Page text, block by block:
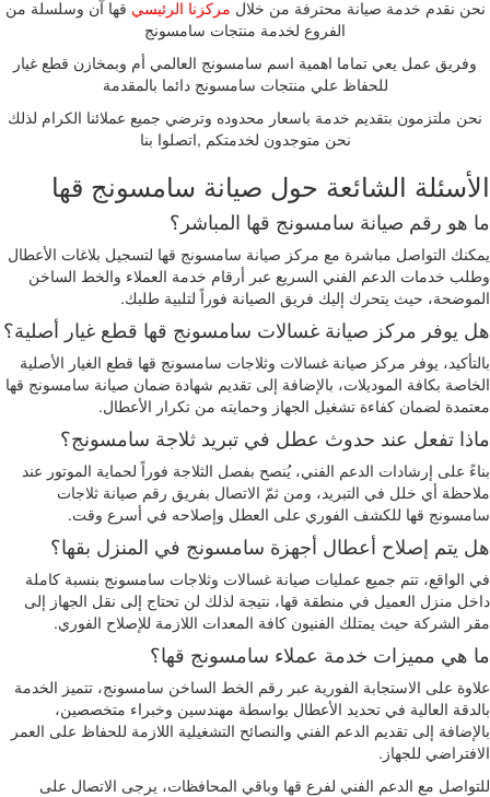
نحن نقدم خدمة صيانة محترفة من خلال مركزنا الرئيسي قها آن وسلسلة من
الفروع لخدمة منتجات سامسونج
وفريق عمل يعي تماما اهمية اسم سامسونج العالمي أم وبمخازن قطع غيار
للحفاظ علي منتجات سامسونج دائما بالمقدمة
نحن ملتزمون بتقديم خدمة باسعار محدوده وترضي جميع عملائنا الكرام لذلك
نحن متوجدون لخدمتكم ,اتصلوا بنا
الأسئلة الشائعة حول صيانة سامسونج قها
ما هو رقم صيانة سامسونج قها المباشر؟
يمكنك التواصل مباشرة مع مركز صيانة سامسونج قها لتسجيل بلاغات الأعطال
وطلب خدمات الدعم الفني السريع عبر أرقام خدمة العملاء والخط الساخن
الموضحة، حيث يتحرك إليك فريق الصيانة فوراً لتلبية طلبك.
هل يوفر مركز صيانة غسالات سامسونج قها قطع غيار أصلية؟
بالتأكيد، يوفر مركز صيانة غسالات وثلاجات سامسونج قها قطع الغيار الأصلية
الخاصة بكافة الموديلات، بالإضافة إلى تقديم شهادة ضمان صيانة سامسونج قها
معتمدة لضمان كفاءة تشغيل الجهاز وحمايته من تكرار الأعطال.
ماذا تفعل عند حدوث عطل في تبريد ثلاجة سامسونج؟
بناءً على إرشادات الدعم الفني، يُنصح بفصل الثلاجة فوراً لحماية الموتور عند
ملاحظة أي خلل في التبريد، ومن ثمّ الاتصال بفريق رقم صيانة ثلاجات
سامسونج قها للكشف الفوري على العطل وإصلاحه في أسرع وقت.
هل يتم إصلاح أعطال أجهزة سامسونج في المنزل بقها؟
في الواقع، تتم جميع عمليات صيانة غسالات وثلاجات سامسونج بنسبة كاملة
داخل منزل العميل في منطقة قها، نتيجة لذلك لن تحتاج إلى نقل الجهاز إلى
مقر الشركة حيث يمتلك الفنيون كافة المعدات اللازمة للإصلاح الفوري.
ما هي مميزات خدمة عملاء سامسونج قها؟
علاوة على الاستجابة الفورية عبر رقم الخط الساخن سامسونج، تتميز الخدمة
بالدقة العالية في تحديد الأعطال بواسطة مهندسين وخبراء متخصصين،
بالإضافة إلى تقديم الدعم الفني والنصائح التشغيلية اللازمة للحفاظ على العمر
الافتراضي للجهاز.
للتواصل مع الدعم الفني لفرع قها وباقي المحافظات، يرجى الاتصال على